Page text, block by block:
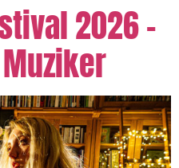
2026 –